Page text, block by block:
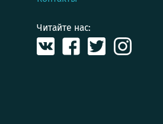
Читайте нас: